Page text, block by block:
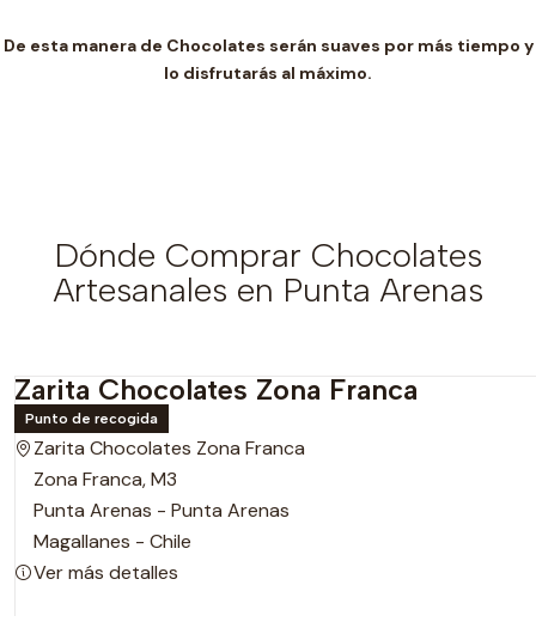
De esta manera de Chocolates serán suaves por más tiempo y
lo disfrutarás al máximo.
Dónde Comprar Chocolates
Artesanales en Punta Arenas
Zarita Chocolates Zona Franca
Punto de recogida
Zarita Chocolates Zona Franca
Zona Franca, M3
Punta Arenas - Punta Arenas
Magallanes - Chile
Ver más detalles